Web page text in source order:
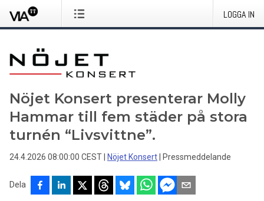
LOGGA IN
Nöjet Konsert presenterar Molly
Hammar till fem städer på stora
turnén “Livsvittne”.
24.4.2026 08:00:00 CEST Nöjet Konsert Pressmeddelande
Dela